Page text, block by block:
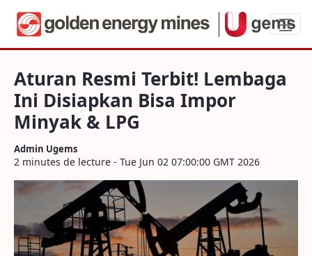
Aturan Resmi Terbit! Lembaga Ini
Aturan Resmi Terbit! Lembaga
Ini Disiapkan Bisa Impor
Minyak & LPG
Admin Ugems
2 minutes de lecture - Tue Jun 02 07:00:00 GMT 2026